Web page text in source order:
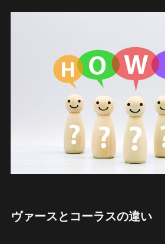
ヴァースとコーラスの違い